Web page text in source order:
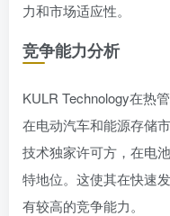
力和市场适应性。
竞争能力分析
KULR Technology在热
在电动汽车和能源存储
技术独家许可方，在电
特地位。这使其在快速
有较高的竞争能力。